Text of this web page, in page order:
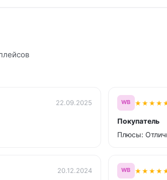
22.09.2025 WB ★★★★
Покупатель
Плюсы:
20.12.2024 WB ★★★★